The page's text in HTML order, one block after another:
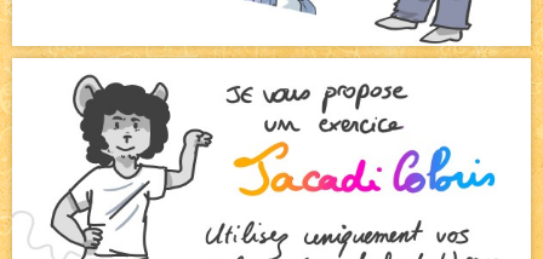
Canapé rose NEW
Tomodachi loves - part.2 NEW
Bienvenue aux nouvell.eaux !
Bazar NEW
Beyond the cliff (suite) NEW
On retape les miniatures de l'accueil